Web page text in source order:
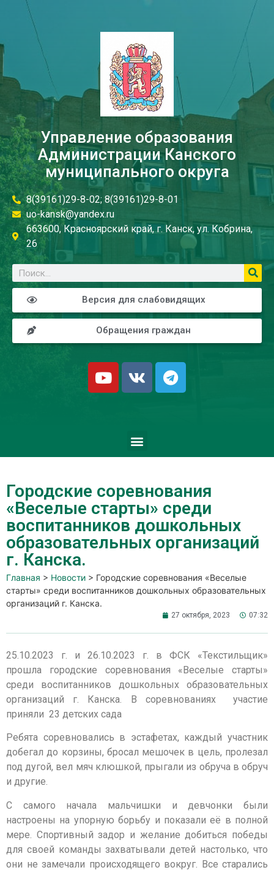
Управление образования
Администрации Канского
муниципального округа
8(39161)29-8-02; 8(39161)29-8-01
uo-kansk@yandex.ru
663600, Красноярский край, г. Канск, ул. Кобрина,
26
Версия для слабовидящих
Обращения граждан
Городские соревнования
«Веселые старты» среди
воспитанников дошкольных
образовательных организаций
г. Канска.
Главная > Новости > Городские соревнования «Веселые
старты» среди воспитанников дошкольных образовательных
организаций г. Канска.
27 октября, 2023 07:32
25.10.2023 г. и 26.10.2023 г. в ФСК «Текстильщик»
прошла городские соревнования «Веселые старты»
среди воспитанников дошкольных образовательных
организаций г. Канска. В соревнованиях участие
приняли 23 детских сада
Ребята соревновались в эстафетах, каждый участник
добегал до корзины, бросал мешочек в цель, пролезал
под дугой, вел мяч клюшкой, прыгали из обруча в обруч
и другие.
С самого начала мальчишки и девчонки были
настроены на упорную борьбу и показали её в полной
мере. Спортивный задор и желание добиться победы
для своей команды захватывали детей настолько, что
они не замечали происходящего вокруг. Все старались